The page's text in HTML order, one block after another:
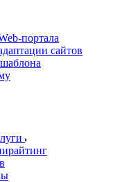
портала
сайтов